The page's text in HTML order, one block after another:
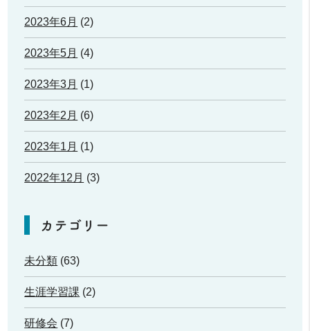
2023年6月 (2)
2023年5月 (4)
2023年3月 (1)
2023年2月 (6)
2023年1月 (1)
2022年12月 (3)
カテゴリー
未分類 (63)
生涯学習課 (2)
研修会 (7)